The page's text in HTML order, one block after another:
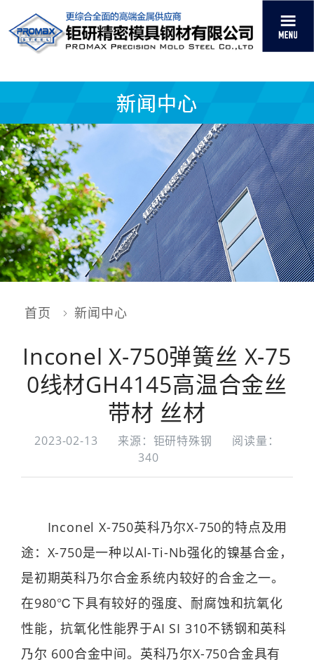
新闻中心
首页 新闻中心
Inconel X-750弹簧丝 X-75
0线材GH4145高温合金丝
带材 丝材
2023-02-13 来源：钜研特殊钢
阅读量：
340
Inconel X-750英科乃尔X-750的特点及用
途：X-750是一种以Al-Ti-Nb强化的镍基合金，
是初期英科乃尔合金系统内较好的合金之一。
在980℃下具有较好的强度、耐腐蚀和抗氧化
性能，抗氧化性能界于AI SI 310不锈钢和英科
乃尔 600合金中间。英科乃尔X-750合金具有